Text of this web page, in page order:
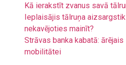
Kā ierakstīt zvanus savā
Ieplaisājis tālruņa
nekavējoties mainīt?
Strāvas banka kabatā:
mobilitātei